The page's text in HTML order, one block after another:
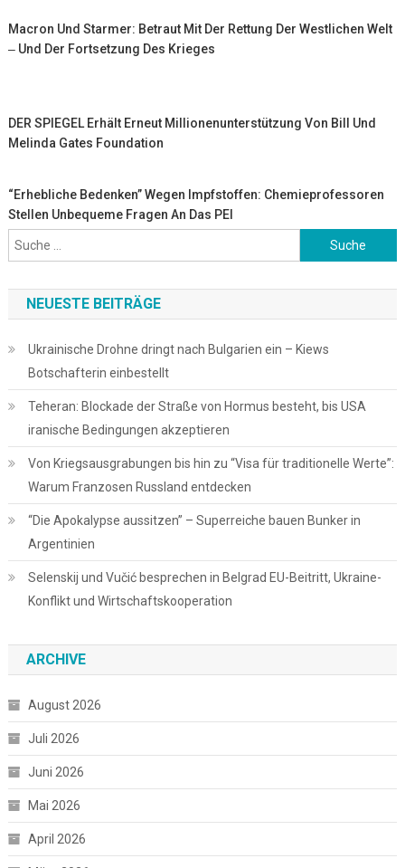
Macron Und Starmer: Betraut Mit Der Rettung Der Westlichen Welt
‒ Und Der Fortsetzung Des Krieges
DER SPIEGEL Erhält Erneut Millionenunterstützung Von Bill Und
Melinda Gates Foundation
“Erhebliche Bedenken” Wegen Impfstoffen: Chemieprofessoren
Stellen Unbequeme Fragen An Das PEI
Suche
nach:
NEUESTE BEITRÄGE
Ukrainische Drohne dringt nach Bulgarien ein – Kiews
Botschafterin einbestellt
Teheran: Blockade der Straße von Hormus besteht, bis USA
iranische Bedingungen akzeptieren
Von Kriegsausgrabungen bis hin zu “Visa für traditionelle Werte”:
Warum Franzosen Russland entdecken
“Die Apokalypse aussitzen” – Superreiche bauen Bunker in
Argentinien
Selenskij und Vučić besprechen in Belgrad EU-Beitritt, Ukraine-
Konflikt und Wirtschaftskooperation
ARCHIVE
August 2026
Juli 2026
Juni 2026
Mai 2026
April 2026